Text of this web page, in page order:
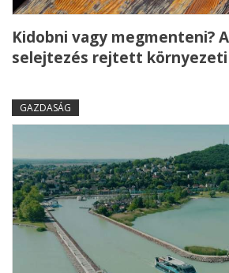
Kidobni vagy megmenteni?
selejtezés rejtett környezeti
GAZDASÁG